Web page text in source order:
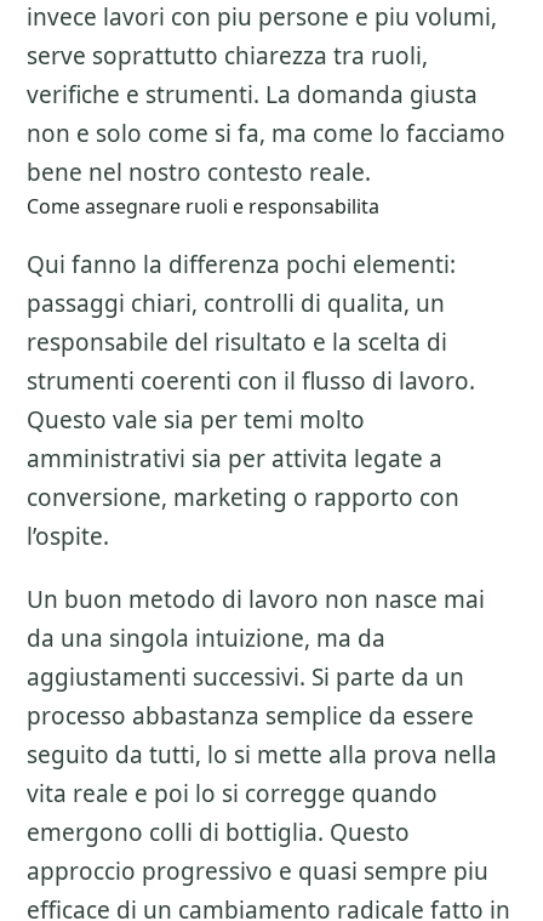
invece lavori con piu persone e piu volumi,
serve soprattutto chiarezza tra ruoli,
verifiche e strumenti. La domanda giusta
non e solo come si fa, ma come lo facciamo
bene nel nostro contesto reale.
Come assegnare ruoli e responsabilita
Qui fanno la differenza pochi elementi:
passaggi chiari, controlli di qualita, un
responsabile del risultato e la scelta di
strumenti coerenti con il flusso di lavoro.
Questo vale sia per temi molto
amministrativi sia per attivita legate a
conversione, marketing o rapporto con
l’ospite.
Un buon metodo di lavoro non nasce mai
da una singola intuizione, ma da
aggiustamenti successivi. Si parte da un
processo abbastanza semplice da essere
seguito da tutti, lo si mette alla prova nella
vita reale e poi lo si corregge quando
emergono colli di bottiglia. Questo
approccio progressivo e quasi sempre piu
efficace di un cambiamento radicale fatto in